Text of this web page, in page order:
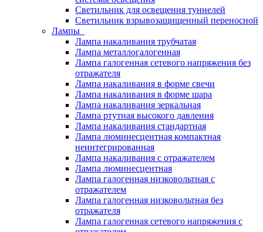
Светильник для освещения туннелей
Светильник взрывозащищенный переносной
Лампы
Лампа накаливания трубчатая
Лампа металлогалогенная
Лампа галогенная сетевого напряжения без
отражателя
Лампа накаливания в форме свечи
Лампа накаливания в форме шара
Лампа накаливания зеркальная
Лампа ртутная высокого давления
Лампа накаливания стандартная
Лампа люминесцентная компактная
неинтегрированная
Лампа накаливания с отражателем
Лампа люминесцентная
Лампа галогенная низковольтная с
отражателем
Лампа галогенная низковольтная без
отражателя
Лампа галогенная сетевого напряжения с